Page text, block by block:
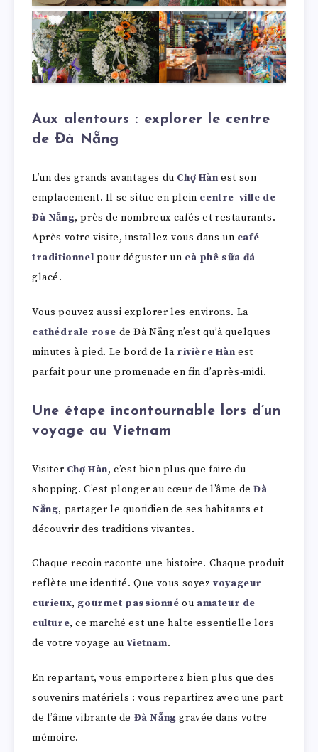
Aux alentours : explorer le centre
de Đà Nẵng
L’un des grands avantages du Chợ Hàn est son
emplacement. Il se situe en plein centre-ville de
Đà Nẵng, près de nombreux cafés et restaurants.
Après votre visite, installez-vous dans un café
traditionnel pour déguster un cà phê sữa đá
glacé.
Vous pouvez aussi explorer les environs. La
cathédrale rose de Đà Nẵng n’est qu’à quelques
minutes à pied. Le bord de la rivière Hàn est
parfait pour une promenade en fin d’après-midi.
Une étape incontournable lors d’un
voyage au Vietnam
Visiter Chợ Hàn, c’est bien plus que faire du
shopping. C’est plonger au cœur de l’âme deĐà
Nẵng, partager le quotidien de ses habitants et
découvrir des traditions vivantes.
Chaque recoin raconte une histoire. Chaque produit
reflète une identité. Que vous soyezvoyageur
curieux, gourmet passionné ou amateur de
culture, ce marché est une halte essentielle lors
de votre voyage auVietnam.
En repartant, vous emporterez bien plus que des
souvenirs matériels : vous repartirez avec une part
de l’âme vibrante de Đà Nẵng gravée dans votre
mémoire.